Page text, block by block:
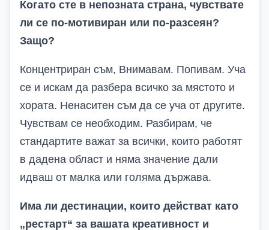
Когато сте в непозната страна, чувствате
ли се по-мотивиран или по-разсеян?
Защо?
Концентриран съм, Внимавам. Попивам. Уча
се и искам да разбера всичко за мястото и
хората. Ненаситен съм да се уча от другите.
Чувствам се необходим. Разбирам, че
стандартите важат за всички, които работят
в дадена област и няма значение дали
идваш от малка или голяма държава.
Има ли дестинации, които действат като
„рестарт“ за вашата креативност и